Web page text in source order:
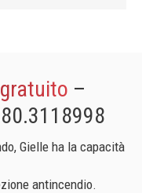
–
Gielle ha la capacità
antincendio.